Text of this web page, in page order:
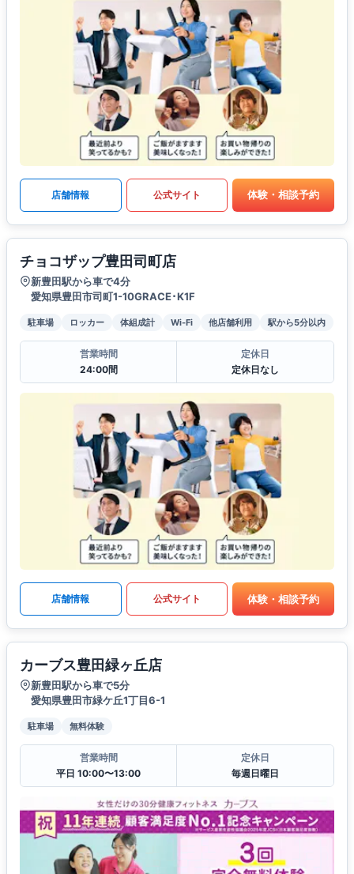
店舗情報 公式サイト 体験・相談予約
チョコザップ豊田司町店
新豊田駅から車で4分
愛知県豊田市司町1-10GRACE･K1F
駐車場 ロッカー 体組成計 Wi-Fi 他店舗利用 駅から5分以内
営業時間
24:00間
定休日
定休日なし
店舗情報 公式サイト 体験・相談予約
カーブス豊田緑ヶ丘店
新豊田駅から車で5分
愛知県豊田市緑ケ丘1丁目6-1
駐車場 無料体験
営業時間
平日 10:00〜13:00
定休日
毎週日曜日